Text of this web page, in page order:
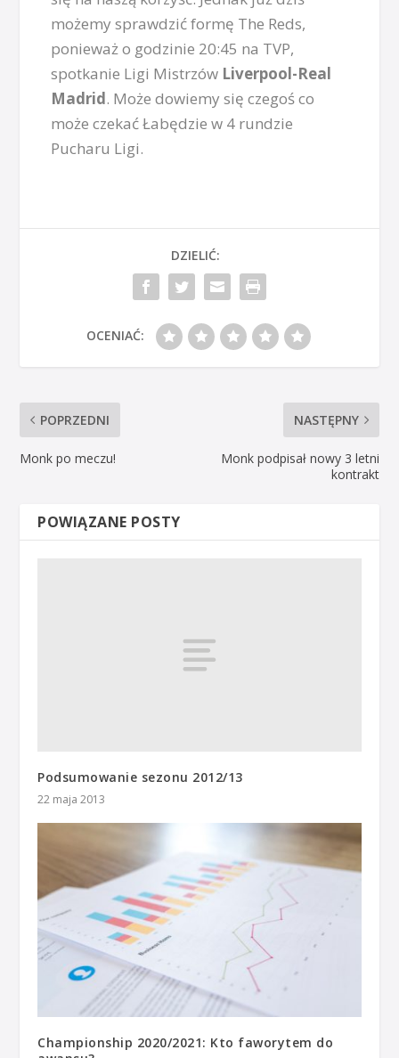
możemy sprawdzić formę The Reds,
ponieważ o godzinie 20:45 na TVP,
spotkanie Ligi Mistrzów Liverpool-Real
Madrid. Może dowiemy się czegoś co
może czekać Łabędzie w 4 rundzie
Pucharu Ligi.
DZIELIĆ:
OCENIAĆ:
POPRZEDNI
Monk po meczu!
NASTĘPNY
Monk podpisał nowy 3 letni
kontrakt
POWIĄZANE POSTY
Podsumowanie sezonu 2012/13
22 maja 2013
Championship 2020/2021: Kto faworytem do